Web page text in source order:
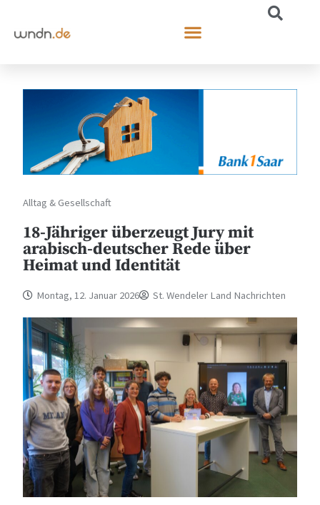
Alltag & Gesellschaft
18-Jähriger überzeugt Jury mit
arabisch-deutscher Rede über
Heimat und Identität
Montag, 12. Januar 2026 St. Wendeler Land Nachrichten